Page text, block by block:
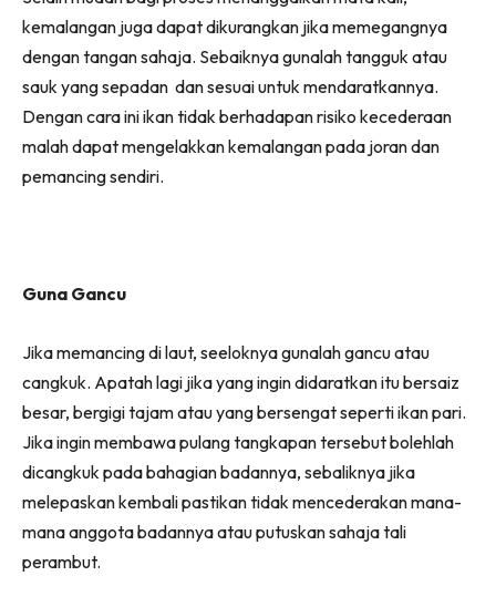
kemalangan juga dapat dikurangkan jika memegangnya
dengan tangan sahaja. Sebaiknya gunalah tangguk atau
sauk yang sepadan dan sesuai untuk mendaratkannya.
Dengan cara ini ikan tidak berhadapan risiko kecederaan
malah dapat mengelakkan kemalangan pada joran dan
pemancing sendiri.
Guna Gancu
Jika memancing di laut, seeloknya gunalah gancu atau
cangkuk. Apatah lagi jika yang ingin didaratkan itu bersaiz
besar, bergigi tajam atau yang bersengat seperti ikan pari.
Jika ingin membawa pulang tangkapan tersebut bolehlah
dicangkuk pada bahagian badannya, sebaliknya jika
melepaskan kembali pastikan tidak mencederakan mana-
mana anggota badannya atau putuskan sahaja tali
perambut.